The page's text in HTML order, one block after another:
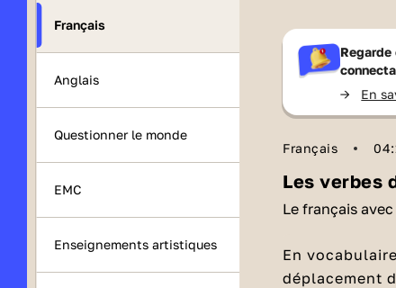
Français
Anglais
Questionner le monde
EMC
Enseignements artistiques
-> En
Français
Les verbes
Le français
En
déplacement